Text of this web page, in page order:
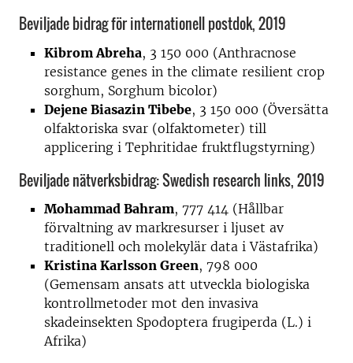
Beviljade bidrag för internationell postdok, 2019
Kibrom Abreha, 3 150 000 (Anthracnose
resistance genes in the climate resilient crop
sorghum, Sorghum bicolor)
Dejene Biasazin Tibebe, 3 150 000 (Översätta
olfaktoriska svar (olfaktometer) till
applicering i Tephritidae fruktflugstyrning)
Beviljade nätverksbidrag: Swedish research links, 2019
Mohammad Bahram, 777 414 (Hållbar
förvaltning av markresurser i ljuset av
traditionell och molekylär data i Västafrika)
Kristina Karlsson Green, 798 000
(Gemensam ansats att utveckla biologiska
kontrollmetoder mot den invasiva
skadeinsekten Spodoptera frugiperda (L.) i
Afrika)